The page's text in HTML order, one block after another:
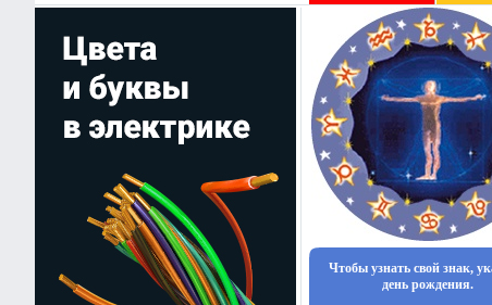
Чтобы узнать свой знак,
день рождения.